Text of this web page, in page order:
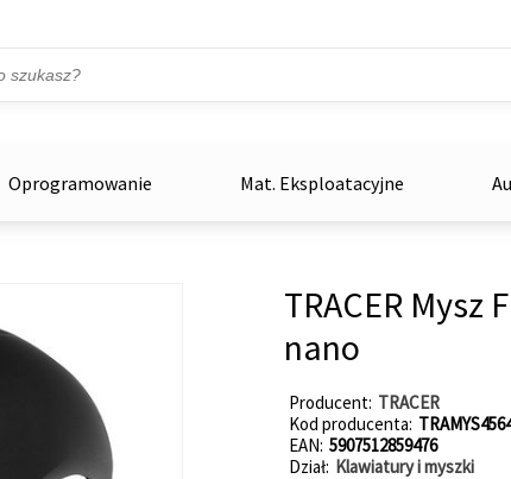
Oprogramowanie Mat. Eksploatacyjne
TRACER Mysz
nano
Producent TRACER
Kod producenta
EAN 5907512859476
Dział Klawiatury i myszki